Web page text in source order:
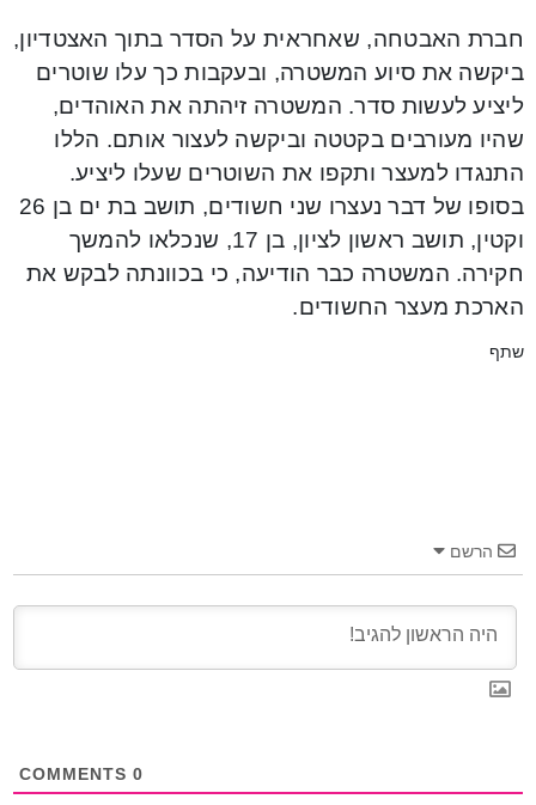
חברת האבטחה, שאחראית על הסדר בתוך האצטדיון,
ביקשה את סיוע המשטרה, ובעקבות כך עלו שוטרים
ליציע לעשות סדר. המשטרה זיהתה את האוהדים,
שהיו מעורבים בקטטה וביקשה לעצור אותם. הללו
התנגדו למעצר ותקפו את השוטרים שעלו ליציע.
בסופו של דבר נעצרו שני חשודים, תושב בת ים בן 26
וקטין, תושב ראשון לציון, בן 17, שנכלאו להמשך
חקירה. המשטרה כבר הודיעה, כי בכוונתה לבקש את
הארכת מעצר החשודים.
שתף
הרשם
0